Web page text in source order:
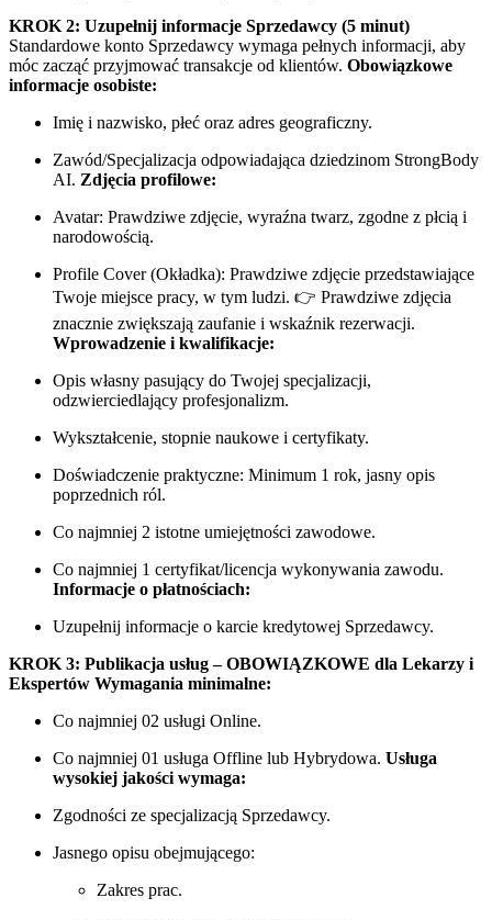
KROK 2: Uzupełnij informacje Sprzedawcy (5 minut)
Standardowe konto Sprzedawcy wymaga pełnych informacji, aby
móc zacząć przyjmować transakcje od klientów. Obowiązkowe
informacje osobiste:
Imię i nazwisko, płeć oraz adres geograficzny.
Zawód/Specjalizacja odpowiadająca dziedzinom StrongBody
AI. Zdjęcia profilowe:
Avatar: Prawdziwe zdjęcie, wyraźna twarz, zgodne z płcią i
narodowością.
Profile Cover (Okładka): Prawdziwe zdjęcie przedstawiające
Twoje miejsce pracy, w tym ludzi. 👉 Prawdziwe zdjęcia
znacznie zwiększają zaufanie i wskaźnik rezerwacji.
Wprowadzenie i kwalifikacje:
Opis własny pasujący do Twojej specjalizacji,
odzwierciedlający profesjonalizm.
Wykształcenie, stopnie naukowe i certyfikaty.
Doświadczenie praktyczne: Minimum 1 rok, jasny opis
poprzednich ról.
Co najmniej 2 istotne umiejętności zawodowe.
Co najmniej 1 certyfikat/licencja wykonywania zawodu.
Informacje o płatnościach:
Uzupełnij informacje o karcie kredytowej Sprzedawcy.
KROK 3: Publikacja usług – OBOWIĄZKOWE dla Lekarzy i
Ekspertów Wymagania minimalne:
Co najmniej 02 usługi Online.
Co najmniej 01 usługa Offline lub Hybrydowa. Usługa
wysokiej jakości wymaga:
Zgodności ze specjalizacją Sprzedawcy.
Jasnego opisu obejmującego:
Zakres prac.